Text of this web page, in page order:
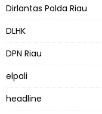
Dirlantas Polda Riau
DLHK
DPN Riau
elpali
headline